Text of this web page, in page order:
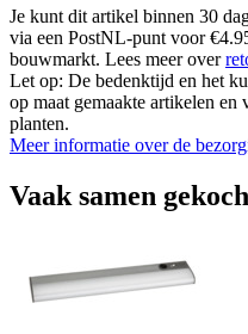
Je kunt dit artikel binnen 30
via een PostNL-punt voor
bouwmarkt. Lees meer over
Let op: De bedenktijd en het
op maat gemaakte artikelen en
planten.
Meer informatie over de
Vaak samen